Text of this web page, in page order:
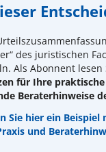
des juristischen
Als Abonnent
für Ihre
Beraterhinweise
Sie hier ein
und